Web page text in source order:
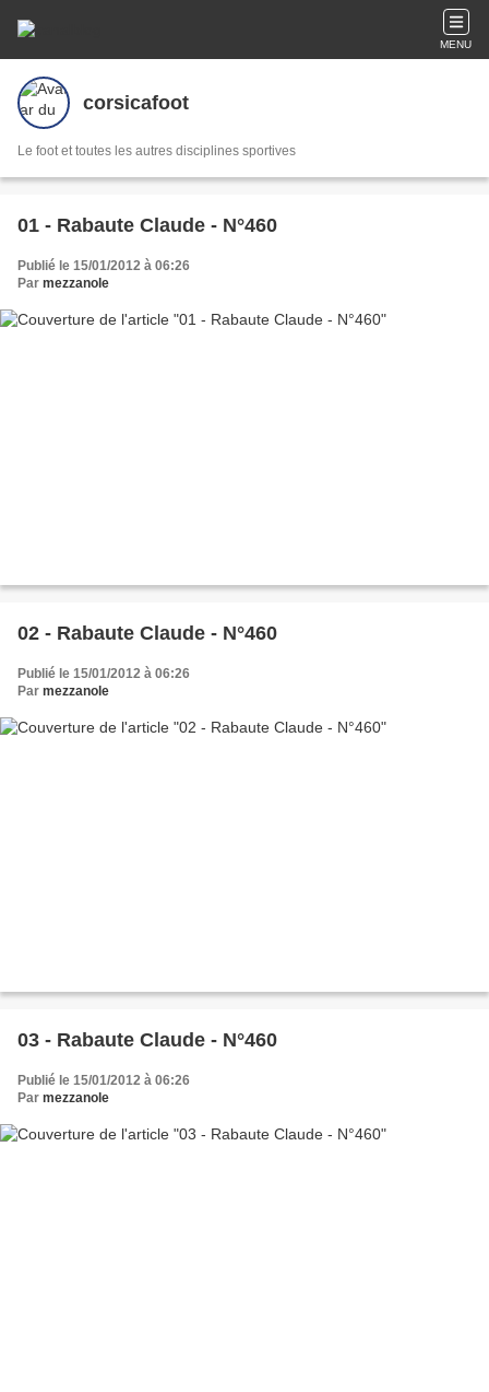
MENU
corsicafoot
Le foot et toutes les autres disciplines sportives
01 - Rabaute Claude - N°460
Publié le 15/01/2012 à 06:26
Par mezzanole
02 - Rabaute Claude - N°460
Publié le 15/01/2012 à 06:26
Par mezzanole
03 - Rabaute Claude - N°460
Publié le 15/01/2012 à 06:26
Par mezzanole